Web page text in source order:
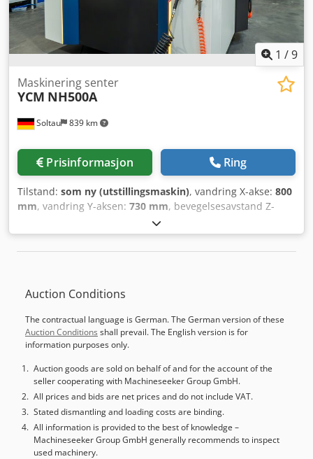
1 /9
Soltau 839 km
Maskinering senter
YCM NH500A
Prisinformasjon Ring
Tilstand: som ny (utstillingsmaskin), vandring X-akse: 800
mm, vandring Y-aksen: 730 mm, bevegelsesavstand Z-
spontransportør
Demomaskin – ubrukt!! Styring: Fanuc MXP300FB Spindel:
15.000 o/min / 244 Nm BBT40/SK40 Verktøyveksler: 60-
måleprobe Verktøybruddskontroll Blum Glasskaler
kan besiktiges når som helst.
Auction Conditions
The contractual language is German. The German version of these
Auction Conditions shall prevail. The English version is for
information purposes only.
Auction goods are sold on behalf of and for the account of the
seller cooperating with Machineseeker Group GmbH.
All prices and bids are net prices and do not include VAT.
Stated dismantling and loading costs are binding.
All information is provided to the best of knowledge –
Machineseeker Group GmbH generally recommends to inspect
used machinery.